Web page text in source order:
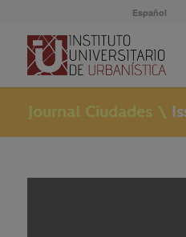
Español